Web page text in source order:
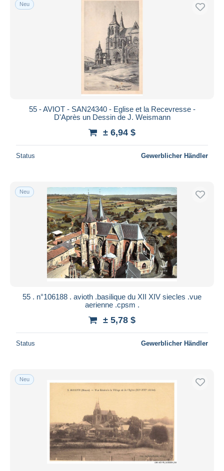
Neu
55 - AVIOT - SAN24340 - Eglise et la Recevresse -
D'Après un Dessin de J. Weismann
± 6,94 $
Status Gewerblicher Händler
Neu
55 . n°106188 . avioth .basilique du XII XIV siecles .vue
aerienne .cpsm .
± 5,78 $
Status Gewerblicher Händler
Neu